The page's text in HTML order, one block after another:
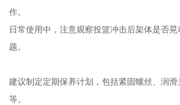
作。
日常使用中，注意观察投篮冲击后架体是否
题。
建议制定定期保养计划，包括紧固螺丝、润
等。